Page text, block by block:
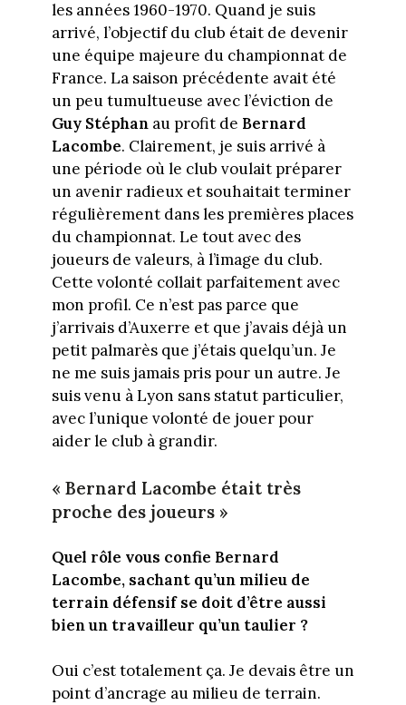
les années 1960-1970. Quand je suis
arrivé, l’objectif du club était de devenir
une équipe majeure du championnat de
France. La saison précédente avait été
un peu tumultueuse avec l’éviction de
Guy Stéphanau profit de Bernard
Lacombe. Clairement, je suis arrivé à
une période où le club voulait préparer
un avenir radieux et souhaitait terminer
régulièrement dans les premières places
du championnat. Le tout avec des
joueurs de valeurs, à l’image du club.
Cette volonté collait parfaitement avec
mon profil. Ce n’est pas parce que
j’arrivais d’Auxerre et que j’avais déjà un
petit palmarès que j’étais quelqu’un. Je
ne me suis jamais pris pour un autre. Je
suis venu à Lyon sans statut particulier,
avec l’unique volonté de jouer pour
aider le club à grandir.
« Bernard Lacombe était très
proche des joueurs »
Quel rôle vous confie Bernard
Lacombe, sachant qu’un milieu de
terrain défensif se doit d’être aussi
bien un travailleur qu’un taulier ?
Oui c’est totalement ça. Je devais être un
point d’ancrage au milieu de terrain.